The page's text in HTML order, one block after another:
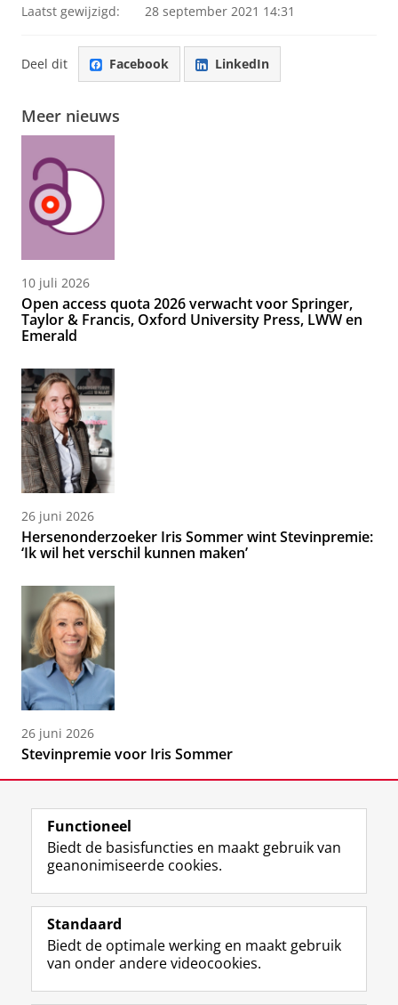
Laatst gewijzigd: 28 september 2021 14:31
Deel dit Facebook LinkedIn
Meer nieuws
10 juli 2026
Open access quota 2026 verwacht voor Springer,
Taylor & Francis, Oxford University Press, LWW en
Emerald
26 juni 2026
Hersenonderzoeker Iris Sommer wint Stevinpremie:
‘Ik wil het verschil kunnen maken’
26 juni 2026
Stevinpremie voor Iris Sommer
Volg de RUG
F
a
e
b
L
i
k
e
R
S
-
f
I
n
t
Y
o
T
Studiekiezers
Functioneel
Biedt de basisfuncties en maakt gebruik van
geanonimiseerde cookies.
Standaard
Biedt de optimale werking en maakt gebruik
van onder andere videocookies.